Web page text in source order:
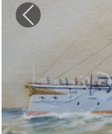
Previous